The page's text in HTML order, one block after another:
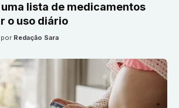
lista de medicamentos
o uso diário
por Redação Sara